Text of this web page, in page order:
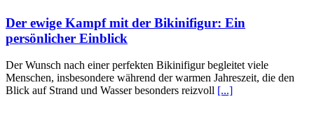
Der ewige Kampf mit der Bikinifigur: Ein
persönlicher Einblick
Der Wunsch nach einer perfekten Bikinifigur begleitet viele
Menschen, insbesondere während der warmen Jahreszeit, die den
Blick auf Strand und Wasser besonders reizvoll [...]